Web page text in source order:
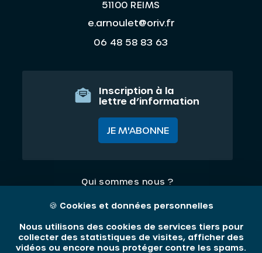
51100 REIMS
e.arnoulet@oriv.fr
06 48 58 83 63
Inscription à la
lettre d’information
JE M'ABONNE
Qui sommes nous ?
Nos thématiques
Mentions légales
🍪 Cookies et données personnelles
Nous utilisons des cookies de services tiers pour
collecter des statistiques de visites, afficher des
vidéos ou encore nous protéger contre les spams.